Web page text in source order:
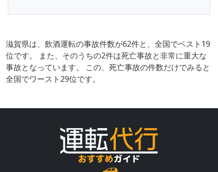
滋賀県は、飲酒運転の事故件数が62件と、全国でベスト19
位です。 また、そのうちの2件は死亡事故と非常に重大な
事故となっています。 この、死亡事故の件数だけでみると
全国でワースト29位です。